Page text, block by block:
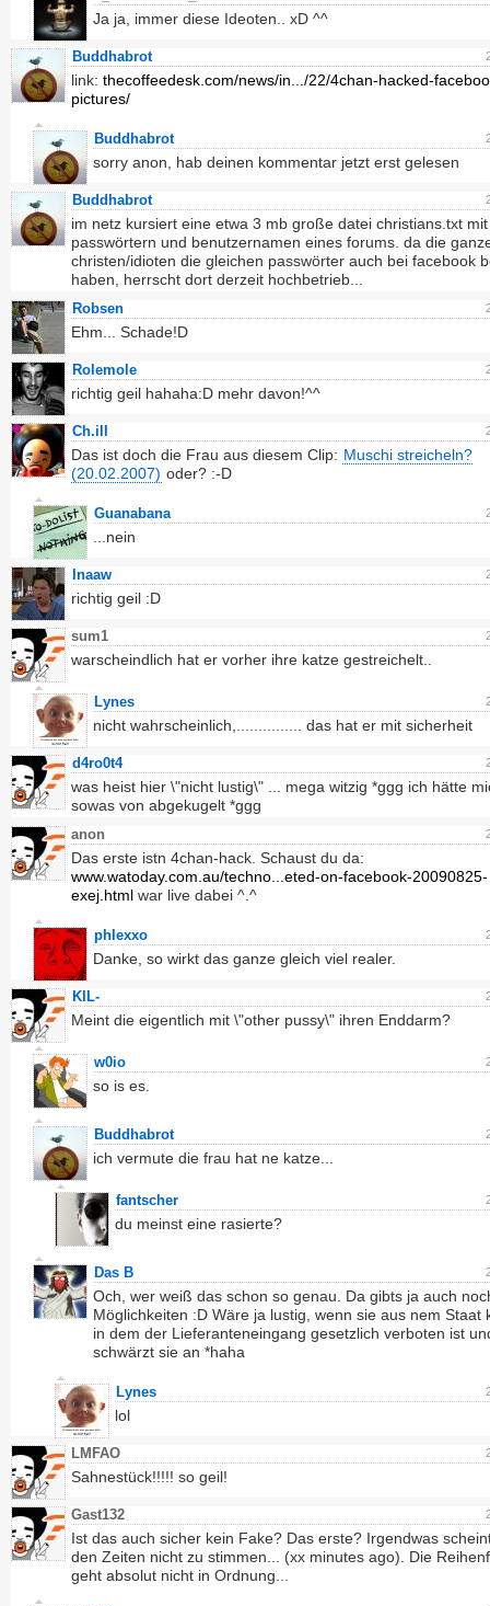
Ja ja, immer diese Ideoten.. xD ^^
Buddhabrot
link: thecoffeedesk.com/news/in.../22/4chan-hacked-
pictures/
Buddhabrot
sorry anon, hab deinen kommentar jetzt erst gelesen
Buddhabrot
im netz kursiert eine etwa 3 mb große datei christians.txt mit
passwörtern und benutzernamen eines forums. da die
christen/idioten die gleichen passwörter auch bei facebook
haben, herrscht dort derzeit hochbetrieb...
Robsen
Ehm... Schade!D
Rolemole
richtig geil hahaha:D mehr davon!^^
Ch.ill
Das ist doch die Frau aus diesem Clip: Muschi streicheln?
(20.02.2007) oder? :-D
Guanabana
...nein
Inaaw
richtig geil :D
sum1
warscheindlich hat er vorher ihre katze gestreichelt..
Lynes
nicht wahrscheinlich,............... das hat er mit sicherheit
d4ro0t4
was heist hier \"nicht lustig\" ... mega witzig *ggg ich hätte
sowas von abgekugelt *ggg
anon
Das erste istn 4chan-hack. Schaust du da:
www.watoday.com.au/techno...eted-on-facebook-20090825-
exej.html war live dabei ^.^
phlexxo
Danke, so wirkt das ganze gleich viel realer.
KIL-
Meint die eigentlich mit \"other pussy\" ihren Enddarm?
w0io
so is es.
Buddhabrot
ich vermute die frau hat ne katze...
fantscher
du meinst eine rasierte?
Das B
Och, wer weiß das schon so genau. Da gibts ja auch
Möglichkeiten :D Wäre ja lustig, wenn sie aus nem Staat
in dem der Lieferanteneingang gesetzlich verboten ist
schwärzt sie an *haha
Lynes
lol
LMFAO
Sahnestück!!!!! so geil!
Gast132
Ist das auch sicher kein Fake? Das erste? Irgendwas
den Zeiten nicht zu stimmen... (xx minutes ago). Die
geht absolut nicht in Ordnung...